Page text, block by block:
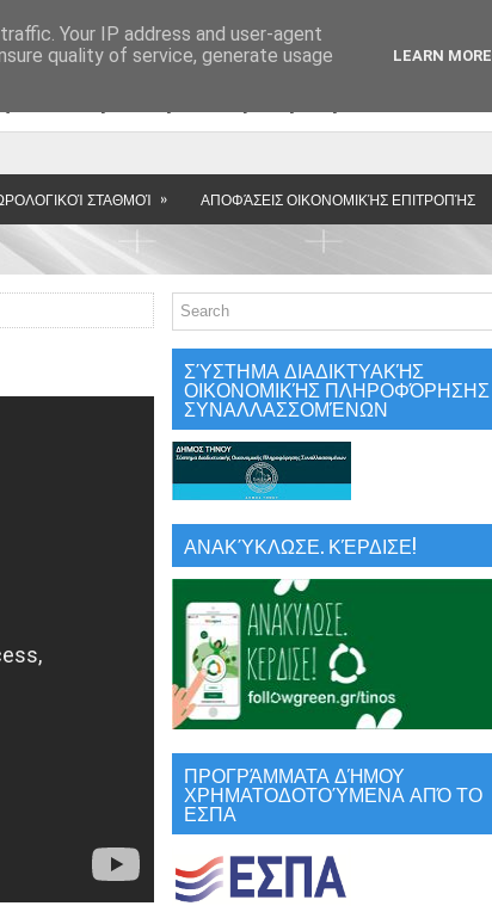
ΣΤΑΘΜΟΊ » ΑΠΟΦΆΣΕΙΣ ΟΙΚΟΝΟΜΙΚΉΣ ΕΠΙΤΡΟΠΉΣ
ΣΎΣΤΗΜΑ ΔΙΑΔΙΚΤΥΑΚΉΣ
ΟΙΚΟΝΟΜΙΚΉΣ ΠΛΗΡΟΦΌΡΗΣΗΣ
ΣΥΝΑΛΛΑΣΣΟΜΈΝΩΝ
ΑΝΑΚΎΚΛΩΣΕ. ΚΈΡΔΙΣΕ!
ΠΡΟΓΡΆΜΜΑΤΑ ΔΉΜΟΥ
ΧΡΗΜΑΤΟΔΟΤΟΎΜΕΝΑ ΑΠΌ ΤΟ
ΕΣΠΑ
Your IP address and user-agent
quality of service, generate usage
LEARN MORE